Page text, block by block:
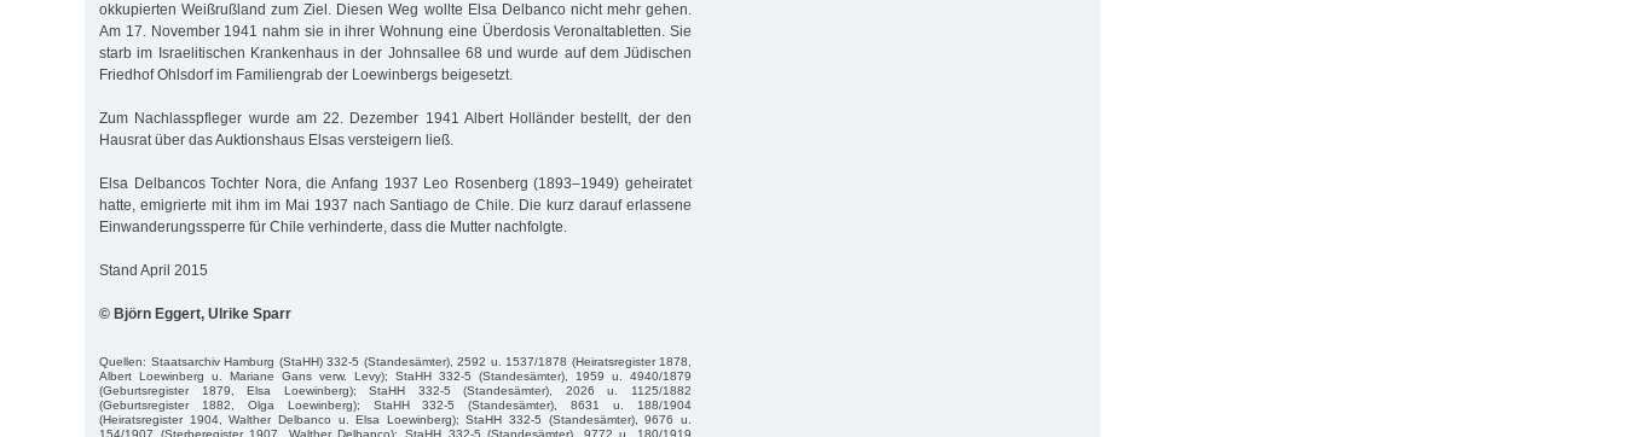
okkupierten Weißrußland zum Ziel. Diesen Weg wollte Elsa Delbanco nicht mehr gehen.
Am 17. November 1941 nahm sie in ihrer Wohnung eine Überdosis Veronaltabletten. Sie
starb im Israelitischen Krankenhaus in der Johnsallee 68 und wurde auf dem Jüdischen
Friedhof Ohlsdorf im Familiengrab der Loewinbergs beigesetzt.
Zum Nachlasspfleger wurde am 22. Dezember 1941 Albert Holländer bestellt, der den
Hausrat über das Auktionshaus Elsas versteigern ließ.
Elsa Delbancos Tochter Nora, die Anfang 1937 Leo Rosenberg (1893–1949) geheiratet
hatte, emigrierte mit ihm im Mai 1937 nach Santiago de Chile. Die kurz darauf erlassene
Einwanderungssperre für Chile verhinderte, dass die Mutter nachfolgte.
Stand April 2015
© Björn Eggert, Ulrike Sparr
Quellen: Staatsarchiv Hamburg (StaHH) 332-5 (Standesämter), 2592 u. 1537/1878 (Heiratsregister 1878,
Albert Loewinberg u. Mariane Gans verw. Levy); StaHH 332-5 (Standesämter), 1959 u. 4940/1879
(Geburtsregister 1879, Elsa Loewinberg); StaHH 332-5 (Standesämter), 2026 u. 1125/1882
(Geburtsregister 1882, Olga Loewinberg); StaHH 332-5 (Standesämter), 8631 u. 188/1904
(Heiratsregister 1904, Walther Delbanco u. Elsa Loewinberg); StaHH 332-5 (Standesämter), 9676 u.
154/1907 (Sterberegister 1907, Walther Delbanco); StaHH 332-5 (Standesämter), 9772 u. 180/1919